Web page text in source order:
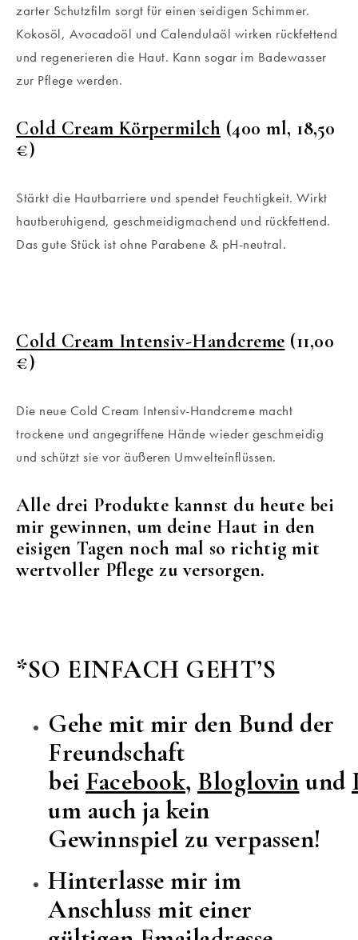
zarter Schutzfilm sorgt für einen seidigen Schimmer.
Kokosöl, Avocadoöl und Calendulaöl wirken rückfettend
und regenerieren die Haut. Kann sogar im Badewasser
zur Pflege werden.
Cold Cream Körpermilch (400 ml, 18,50
€)
Stärkt die Hautbarriere und spendet Feuchtigkeit. Wirkt
hautberuhigend, geschmeidigmachend und rückfettend.
Das gute Stück ist ohne Parabene & pH-neutral.
Cold Cream Intensiv-Handcreme (11,00
€)
Die neue Cold Cream Intensiv-Handcreme macht
trockene und angegriffene Hände wieder geschmeidig
und schützt sie vor äußeren Umwelteinflüssen.
Alle drei Produkte kannst du heute bei
mir gewinnen, um deine Haut in den
eisigen Tagen noch mal so richtig mit
wertvoller Pflege zu versorgen.
*SO EINFACH GEHT’S
Gehe mit mir den Bund der
Freundschaft
bei Facebook, Bloglovin und
um auch ja kein
Gewinnspiel zu verpassen!
Hinterlasse mir im
Anschluss mit einer